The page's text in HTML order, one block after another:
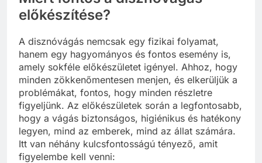
előkészítése?
A disznóvágás nemcsak egy fizikai folyamat,
hanem egy hagyományos és fontos esemény is,
amely sokféle előkészületet igényel. Ahhoz, hogy
minden zökkenőmentesen menjen, és elkerüljük a
problémákat, fontos, hogy minden részletre
figyeljünk. Az előkészületek során a legfontosabb,
hogy a vágás biztonságos, higiénikus és hatékony
legyen, mind az emberek, mind az állat számára.
Itt van néhány kulcsfontosságú tényező, amit
figyelembe kell venni: